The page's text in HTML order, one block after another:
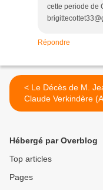
cette periode de
Répondre
< Le Décès de M. Jean-
Claude Verkindère
2021).
Hébergé par Overblog
Top articles
Pages